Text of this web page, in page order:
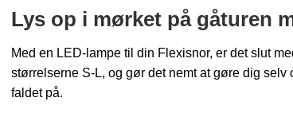
Lys op i mørket på gåturen
Med en LED-lampe til din Flexisnor, er det slut
størrelserne S-L, og gør det nemt at gøre dig
faldet på.